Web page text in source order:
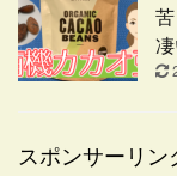
スポンサーリン